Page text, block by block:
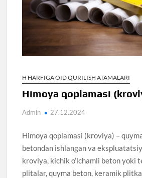
H HARFIGA OID QURILISH ATAMALARI
Himoya qoplamasi
Admin 27.12.2024
Himoya qoplamasi (krovlya) –
betondan ishlangan va
krovlya, kichik o’lchamli beton yoki
plitalar, quyma beton, keramik